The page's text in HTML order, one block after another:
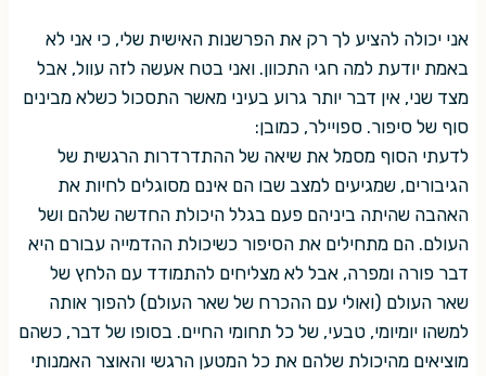
אני יכולה להציע לך רק את הפרשנות האישית שלי, כי אני לא
באמת יודעת למה חגי התכוון. ואני בטח אעשה לזה עוול, אבל
מצד שני, אין דבר יותר גרוע בעיני מאשר התסכול כשלא מבינים
סוף של סיפור. ספויילר, כמובן:
לדעתי הסוף מסמל את שיאה של ההתדרדרות הרגשית של
הגיבורים, שמגיעים למצב שבו הם אינם מסוגלים לחיות את
האהבה שהיתה ביניהם פעם בגלל היכולת החדשה שלהם ושל
העולם. הם מתחילים את הסיפור כשיכולת ההדמייה עבורם היא
דבר פורה ומפרה, אבל לא מצליחים להתמודד עם הלחץ של
שאר העולם (ואולי עם ההכרח של שאר העולם) להפוך אותה
למשהו יומיומי, טבעי, של כל תחומי החיים. בסופו של דבר, כשהם
מוציאים מהיכולת שלהם את כל המטען הרגשי והאוצר האמנותי